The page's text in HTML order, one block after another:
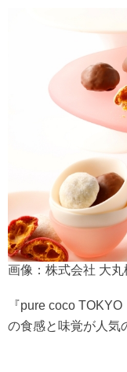
画像：株式会社 大
『pure coco
の食感と味覚が人気